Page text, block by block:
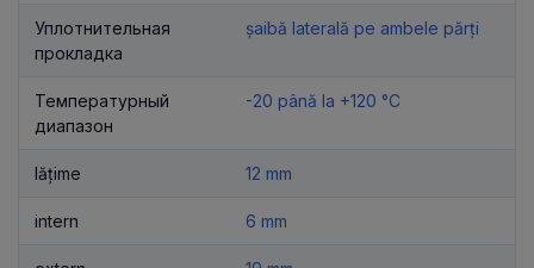
Уплотнительная
прокладка
șaibă laterală pe ambele părți
Температурный
диапазон
-20 până la +120 °C
lățime 12 mm
intern 6 mm